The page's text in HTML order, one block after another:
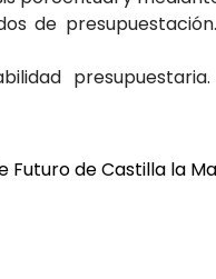
de
Futuro de Castilla la